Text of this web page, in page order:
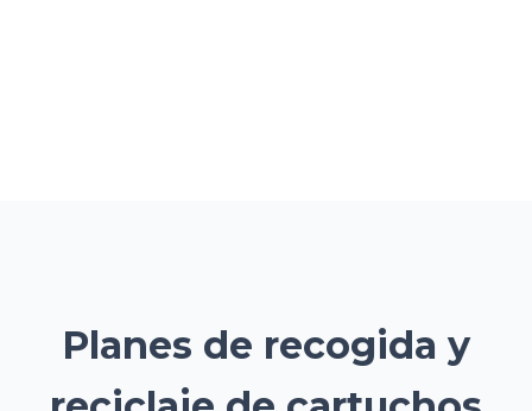
Planes de recogida y